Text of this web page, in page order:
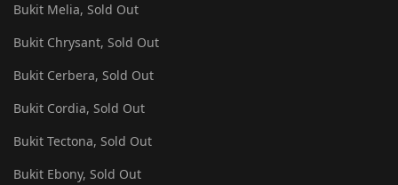
Bukit Melia, Sold Out
Bukit Chrysant, Sold Out
Bukit Cerbera, Sold Out
Bukit Cordia, Sold Out
Bukit Tectona, Sold Out
Bukit Ebony, Sold Out